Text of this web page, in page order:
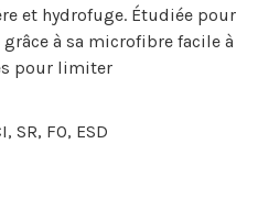
et hydrofuge. Étudiée pour
à sa microfibre facile à
pour limiter
SR, FO, ESD